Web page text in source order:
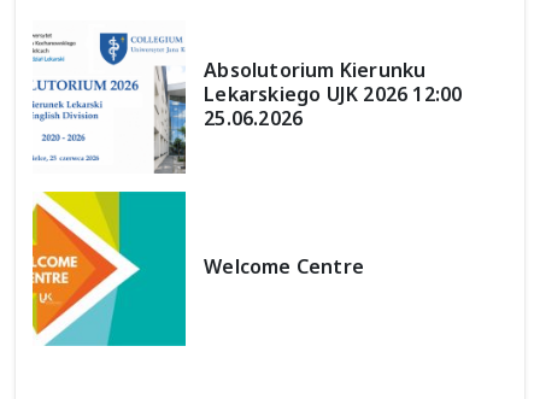
Absolutorium Kierunku
Lekarskiego UJK 2026 12:00
25.06.2026
Welcome Centre